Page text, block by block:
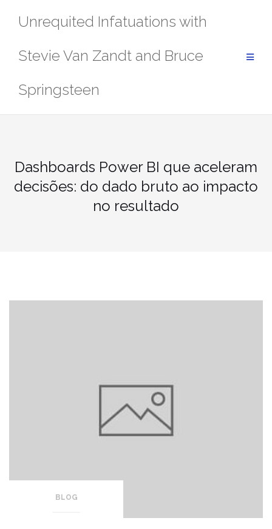
Unrequited Infatuations with
Stevie Van Zandt and Bruce
Springsteen
Dashboards Power BI que aceleram
decisões: do dado bruto ao impacto
no resultado
BLOG